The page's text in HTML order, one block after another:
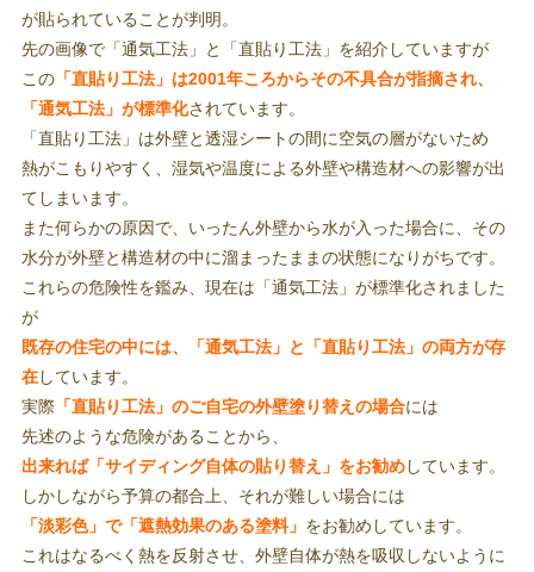
が貼られていることが判明。
先の画像で「通気工法」と「直貼り工法」を紹介していますが
この「直貼り工法」は2001年ころからその不具合が指摘され、
「通気工法」が標準化されています。
「直貼り工法」は外壁と透湿シートの間に空気の層がないため
熱がこもりやすく、湿気や温度による外壁や構造材への影響が出
てしまいます。
また何らかの原因で、いったん外壁から水が入った場合に、その
水分が外壁と構造材の中に溜まったままの状態になりがちです。
これらの危険性を鑑み、現在は「通気工法」が標準化されました
が
既存の住宅の中には、「通気工法」と「直貼り工法」の両方が存
在しています。
実際 「直貼り工法」のご自宅の外壁塗り替えの場合には
先述のような危険があることから、
出来れば「サイディング自体の貼り替え」をお勧めしています。
しかしながら予算の都合上、それが難しい場合には
「淡彩色」で「遮熱効果のある塗料」 をお勧めしています。
これはなるべく熱を反射させ、外壁自体が熱を吸収しないように